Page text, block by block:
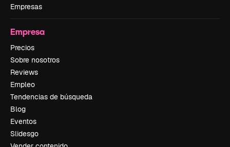
Empresas
Empresa
Precios
Sobre nosotros
Reviews
Empleo
Tendencias de búsqueda
Blog
Eventos
Slidesgo